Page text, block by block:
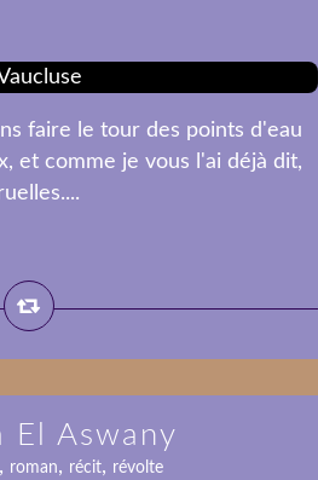
faire le tour des points d'eau
et comme je vous l'ai déjà dit,
Aswany
roman, récit, révolte